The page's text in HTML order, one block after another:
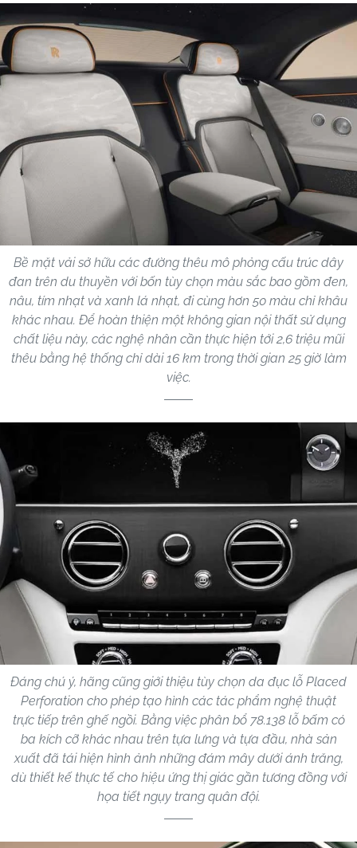
Bề mặt vải sở hữu các đường thêu mô phỏng cấu trúc dây
đan trên du thuyền với bốn tùy chọn màu sắc bao gồm đen,
nâu, tím nhạt và xanh lá nhạt, đi cùng hơn 50 màu chỉ khâu
khác nhau. Để hoàn thiện một không gian nội thất sử dụng
chất liệu này, các nghệ nhân cần thực hiện tới 2,6 triệu mũi
thêu bằng hệ thống chỉ dài 16 km trong thời gian 25 giờ làm
việc.
Đáng chú ý, hãng cũng giới thiệu tùy chọn da đục lỗ Placed
Perforation cho phép tạo hình các tác phẩm nghệ thuật
trực tiếp trên ghế ngồi. Bằng việc phân bổ 78.138 lỗ bấm có
ba kích cỡ khác nhau trên tựa lưng và tựa đầu, nhà sản
xuất đã tái hiện hình ảnh những đám mây dưới ánh trăng,
dù thiết kế thực tế cho hiệu ứng thị giác gần tương đồng với
họa tiết ngụy trang quân đội.